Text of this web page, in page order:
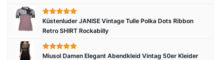
Küstenluder JANISE Vintage Tulle Polka Dots Ribbon
Retro SHIRT Rockabilly
Miusol Damen Elegant Abendkleid Vintag 50er Kleider